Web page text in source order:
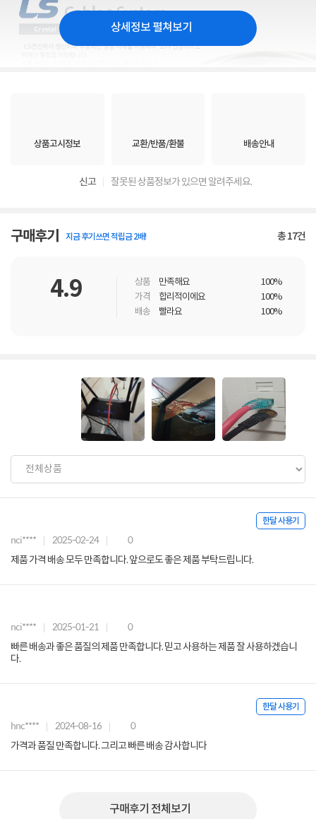
상세정보 펼쳐보기
상품고시정보 교환/반품/환불 배송안내
신고 잘못된 상품정보가 있으면 알려주세요.
구매후기 지금 후기쓰면 적립금 2배! 총17건
4.9 상품 만족해요
100%
가격
합리적이에요
100%
배송
빨라요 100%
한달 사용기
nci**** 2025-02-24 0
제품 가격 배송 모두 만족합니다. 앞으로도 좋은 제품 부탁드립니다.
nci**** 2025-01-21 0
빠른 배송과 좋은 품질의 제품 만족합니다. 믿고 사용하는 제품 잘 사용하겠습니
다.
한달 사용기
hnc**** 2024-08-16 0
가격과 품질 만족합니다. 그리고 빠른 배송 감사합니다
구매후기 전체보기